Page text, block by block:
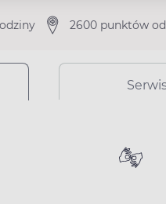
2600 punktów